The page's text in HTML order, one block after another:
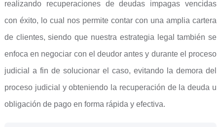
realizando recuperaciones de deudas impagas vencidas
con éxito, lo cual nos permite contar con una amplia cartera
de clientes, siendo que nuestra estrategia legal también se
enfoca en negociar con el deudor antes y durante el proceso
judicial a fin de solucionar el caso, evitando la demora del
proceso judicial y obteniendo la recuperación de la deuda u
obligación de pago en forma rápida y efectiva.